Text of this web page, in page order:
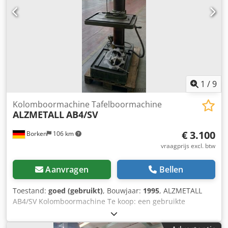
1 /9
Borken 106 km
Kolomboormachine Tafelboormachine
ALZMETALLAB4/SV
€ 3.100
vraagprijs excl. btw
Aanvragen Bellen
Toestand: goed (gebruikt), Bouwjaar: 1995, ALZMETALL
AB4/SV Kolomboormachine Te koop: een gebruikte
ALZMETALL kolomboormachine, model AB4/SV, bouwjaar
1995. De machine is geschikt voor professionele